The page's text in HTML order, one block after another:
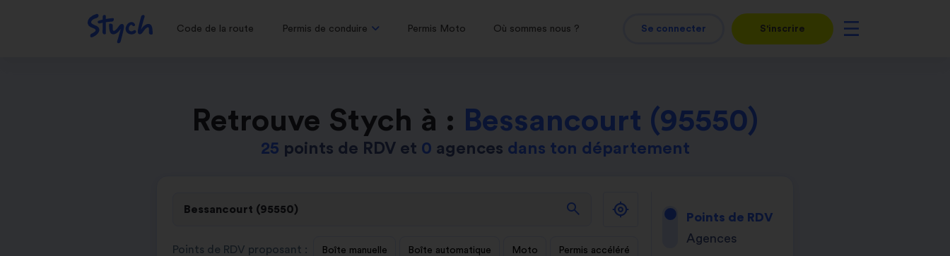
Code de la route Permis de conduire Permis Moto Où sommes nous ? Se connecter S'inscrire
Retrouve Stych à : Bessancourt (95550)
25 points de RDV et 0 agences dans ton département
search
Points de RDV proposant : Boîte manuelle Boîte automatique Moto Permis accéléré
Points de RDV
Agences